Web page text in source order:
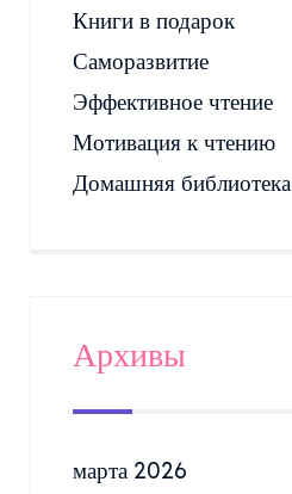
Книги в подарок
Саморазвитие
Эффективное чтение
Мотивация к чтению
Домашняя библиотека
Архивы
марта 2026